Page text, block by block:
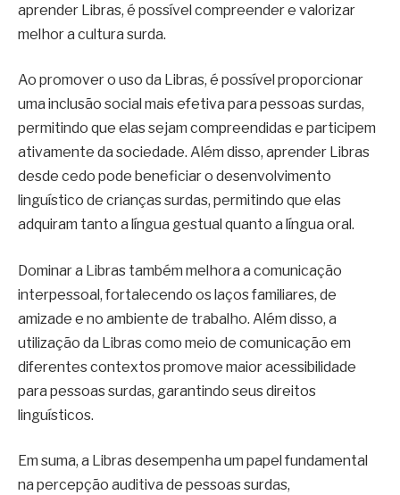
aprender Libras, é possível compreender e valorizar
melhor a cultura surda.
Ao promover o uso da Libras, é possível proporcionar
uma inclusão social mais efetiva para pessoas surdas,
permitindo que elas sejam compreendidas e participem
ativamente da sociedade. Além disso, aprender Libras
desde cedo pode beneficiar o desenvolvimento
linguístico de crianças surdas, permitindo que elas
adquiram tanto a língua gestual quanto a língua oral.
Dominar a Libras também melhora a comunicação
interpessoal, fortalecendo os laços familiares, de
amizade e no ambiente de trabalho. Além disso, a
utilização da Libras como meio de comunicação em
diferentes contextos promove maior acessibilidade
para pessoas surdas, garantindo seus direitos
linguísticos.
Em suma, a Libras desempenha um papel fundamental
na percepção auditiva de pessoas surdas,